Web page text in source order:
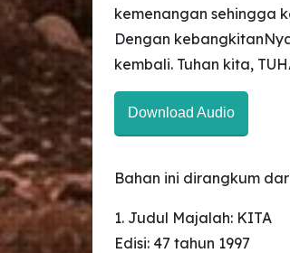
kemenangan sehingga
Dengan
kembali. Tuhan kita,
Download Audio
Bahan ini dirangkum
1. Judul Majalah: KITA
Edisi: 47 tahun 1997